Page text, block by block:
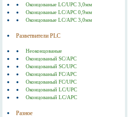
Оконцованые LC/UPC 3,0мм
Оконцованые LC/АPC 0,9мм
Оконцованые LC/АPC 3,0мм
Разветвители PLC
Неоконцованые
Оконцованый SC/APC
Оконцованый SC/UPC
Оконцованый FC/APC
Оконцованый FC/UPC
Оконцованый LC/UPC
Оконцованый LC/APC
Разное